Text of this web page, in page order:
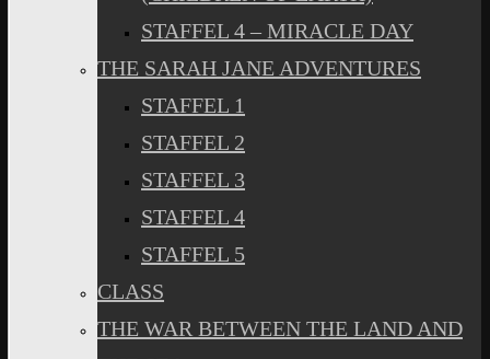
STAFFEL 4 – MIRACLE DAY
THE SARAH JANE ADVENTURES
STAFFEL 1
STAFFEL 2
STAFFEL 3
STAFFEL 4
STAFFEL 5
CLASS
THE WAR BETWEEN THE LAND AND